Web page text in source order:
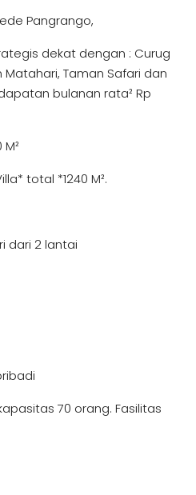
Pangrango,
dekat dengan : Curug
Matahari, Taman Safari dan
bulanan rata² Rp
total *1240 M².
dari 2 lantai
70 orang. Fasilitas